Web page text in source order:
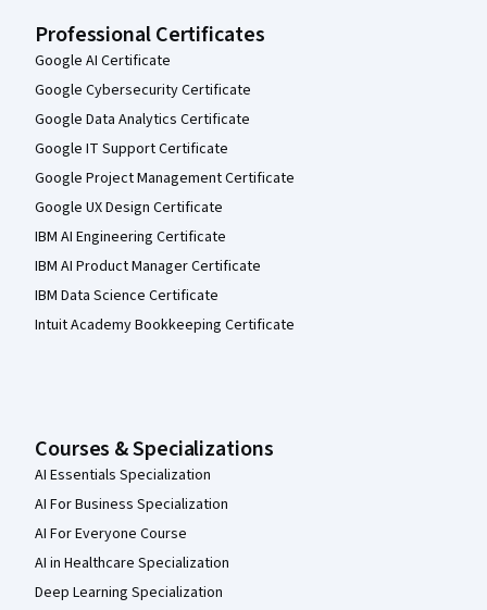
Professional Certificates
Google AI Certificate
Google Cybersecurity Certificate
Google Data Analytics Certificate
Google IT Support Certificate
Google Project Management Certificate
Google UX Design Certificate
IBM AI Engineering Certificate
IBM AI Product Manager Certificate
IBM Data Science Certificate
Intuit Academy Bookkeeping Certificate
Courses & Specializations
AI Essentials Specialization
AI For Business Specialization
AI For Everyone Course
AI in Healthcare Specialization
Deep Learning Specialization